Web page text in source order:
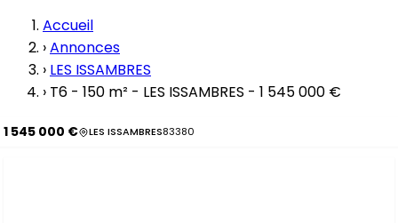
Accueil
›Annonces
› LES ISSAMBRES
› T6 - 150 m² - LES ISSAMBRES - 1 545 000 €
1 545 000 € LES ISSAMBRES83380